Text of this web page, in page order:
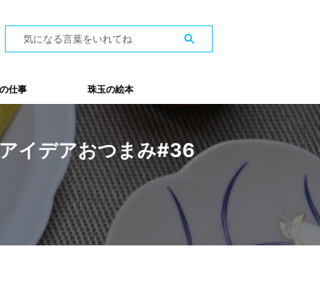
仕事 珠玉の絵本
イデアおつまみ#36